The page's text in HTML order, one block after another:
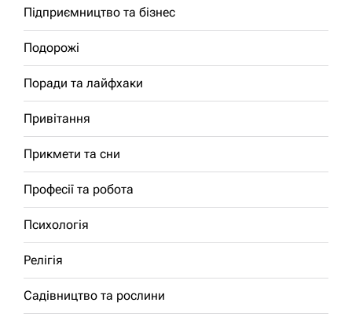
Підприємництво та бізнес
Подорожі
Поради та лайфхаки
Привітання
Прикмети та сни
Професії та робота
Психологія
Релігія
Садівництво та рослини